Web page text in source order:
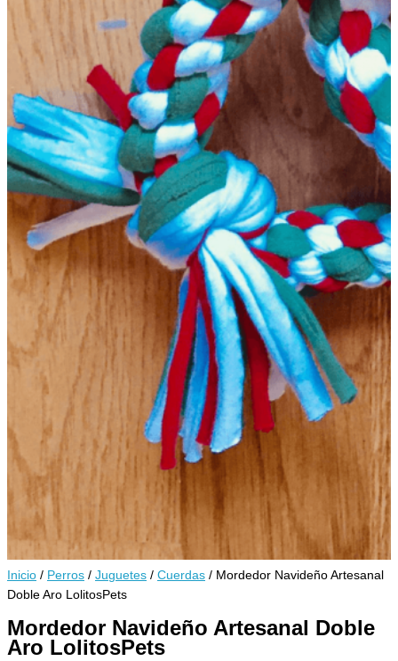
Inicio / Perros / Juguetes / Cuerdas / Mordedor Navideño Artesanal
Doble Aro LolitosPets
Mordedor Navideño Artesanal Doble
Aro LolitosPets